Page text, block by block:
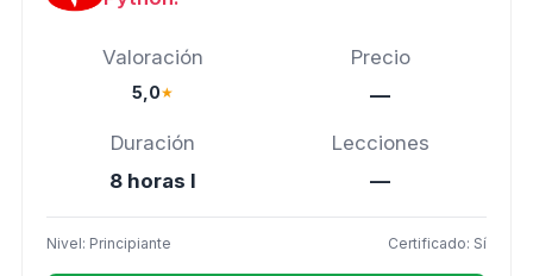
Valoración
5,0★
Precio
—
Duración
8 horas l
Lecciones
—
Nivel: Principiante Certificado: Sí